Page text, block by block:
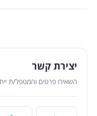
יצירת קשר
השאירו פרטים והמטפל/ת